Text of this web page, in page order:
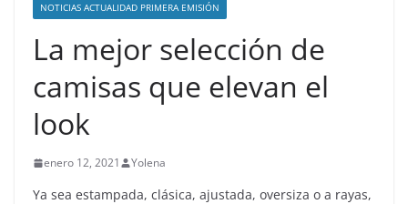
NOTICIAS ACTUALIDAD PRIMERA EMISIÓN
La mejor selección de
camisas que elevan el
look
enero 12, 2021 Yolena
Ya sea estampada, clásica, ajustada, oversiza o a rayas,